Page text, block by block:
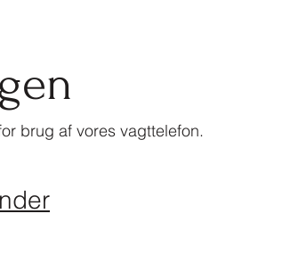
brug af vores vagttelefon.